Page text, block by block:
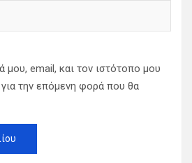
email, και τον ιστότοπο μου
την επόμενη φορά που θα